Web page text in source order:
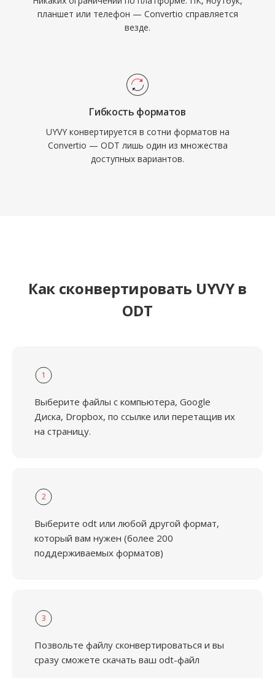
планшет или телефон — Convertio справляется
везде.
Гибкость форматов
UYVY конвертируется в сотни форматов на
Convertio — ODT лишь один из множества
доступных вариантов.
Как сконвертировать UYVY в
ODT
1
Выберите файлы с компьютера, Google
Диска, Dropbox, по ссылке или перетащив их
на страницу.
2
Выберите odt или любой другой формат,
который вам нужен (более 200
поддерживаемых форматов)
3
Позвольте файлу сконвертироваться и вы
сразу сможете скачать ваш odt-файл